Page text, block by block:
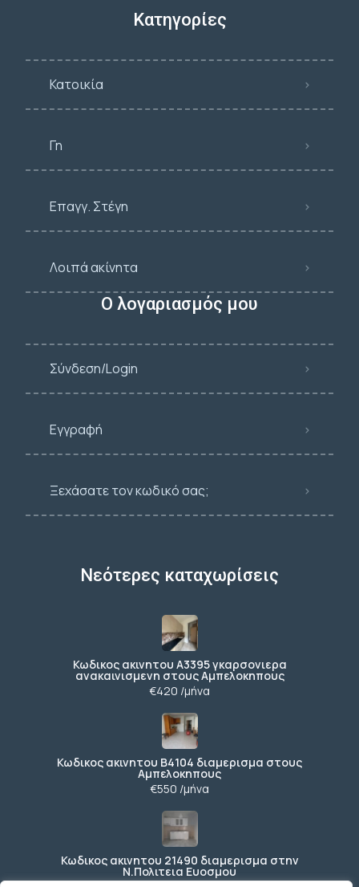
Κατηγορίες
Κατοικία
Γη
Επαγγ. Στέγη
Λοιπά ακίνητα
Ο λογαριασμός μου
Σύνδεση/Login
Εγγραφή
Ξεχάσατε τον κωδικό σας;
Νεότερες καταχωρίσεις
Κωδικος ακινητου Α3395 γκαρσονιερα
ανακαινισμενη στους Αμπελοκηπους
€420 /μήνα
Κωδικος ακινητου Β4104 διαμερισμα στους
Αμπελοκηπους
€550 /μήνα
Κωδικος ακινητου 21490 διαμερισμα στην
Ν.Πολιτεια Ευοσμου